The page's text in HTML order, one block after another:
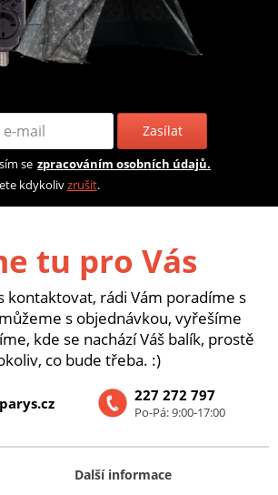
Zasílat
se zpracováním osobních údajů.
kdykolivzrušit.
tu pro Vás
kontaktovat, rádi Vám poradíme s
s objednávkou, vyřešíme
kde se nachází Váš balík, prostě
co bude třeba. :)
227 272 797
Po-Pá: 9:00-17:00
Další informace